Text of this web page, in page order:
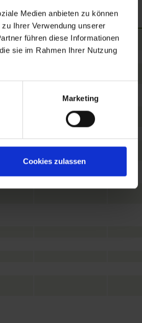
Medien anbieten zu können
Ihrer Verwendung unserer
führen diese Informationen
sie im Rahmen Ihrer Nutzung
Marketing
Cookies zulassen
Ankunft